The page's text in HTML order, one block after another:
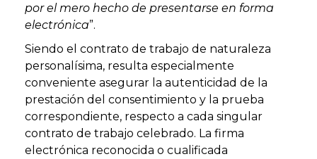
por el mero hecho de presentarse en forma
electrónica”.
Siendo el contrato de trabajo de naturaleza
personalísima, resulta especialmente
conveniente asegurar la autenticidad de la
prestación del consentimiento y la prueba
correspondiente, respecto a cada singular
contrato de trabajo celebrado. La firma
electrónica reconocida o cualificada